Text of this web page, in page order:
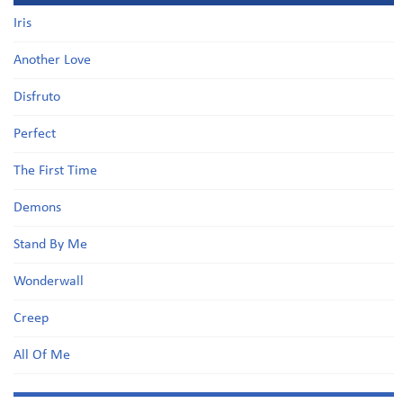
Iris
Another Love
Disfruto
Perfect
The First Time
Demons
Stand By Me
Wonderwall
Creep
All Of Me